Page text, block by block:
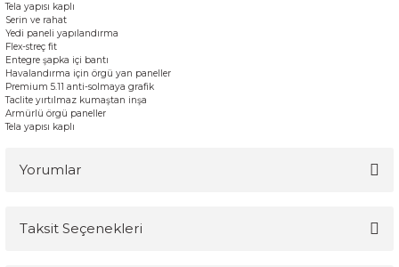
Tela yapısı kaplı
Serin ve rahat
Yedi paneli yapılandırma
Flex-streç fit
Entegre şapka içi bantı
Havalandırma için örgü yan paneller
Premium 5.11 anti-solmaya grafik
Taclite yırtılmaz kumaştan inşa
Armürlü örgü paneller
Tela yapısı kaplı
Yorumlar
Taksit Seçenekleri